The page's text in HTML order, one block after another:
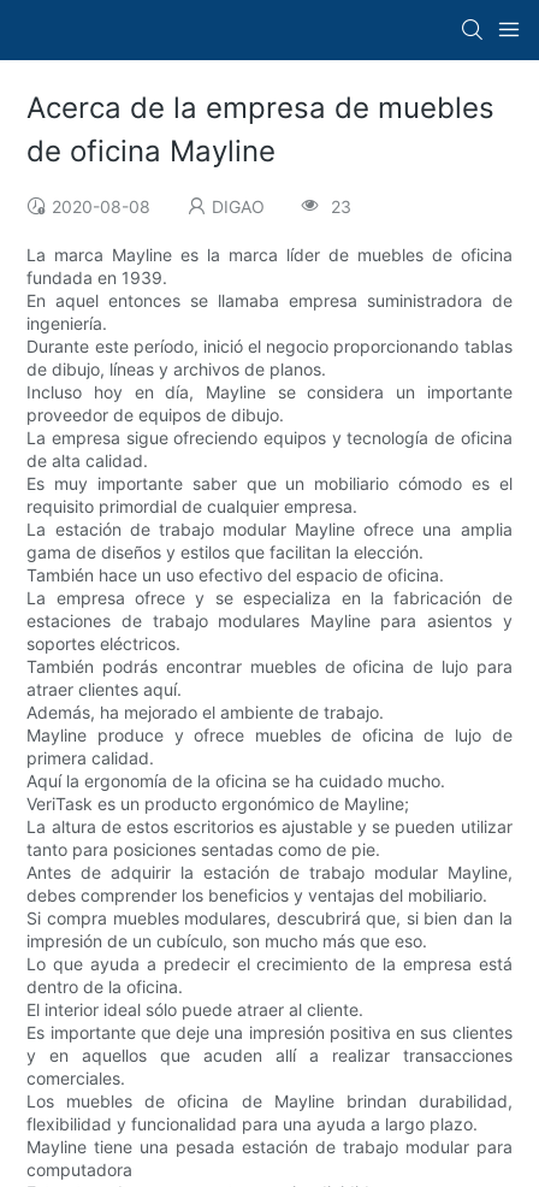
Acerca de la empresa de muebles
de oficina Mayline
2020-08-08 DIGAO 23
La marca Mayline es la marca líder de muebles de oficina
fundada en 1939.
En aquel entonces se llamaba empresa suministradora de
ingeniería.
Durante este período, inició el negocio proporcionando tablas
de dibujo, líneas y archivos de planos.
Incluso hoy en día, Mayline se considera un importante
proveedor de equipos de dibujo.
La empresa sigue ofreciendo equipos y tecnología de oficina
de alta calidad.
Es muy importante saber que un mobiliario cómodo es el
requisito primordial de cualquier empresa.
La estación de trabajo modular Mayline ofrece una amplia
gama de diseños y estilos que facilitan la elección.
También hace un uso efectivo del espacio de oficina.
La empresa ofrece y se especializa en la fabricación de
estaciones de trabajo modulares Mayline para asientos y
soportes eléctricos.
También podrás encontrar muebles de oficina de lujo para
atraer clientes aquí.
Además, ha mejorado el ambiente de trabajo.
Mayline produce y ofrece muebles de oficina de lujo de
primera calidad.
Aquí la ergonomía de la oficina se ha cuidado mucho.
VeriTask es un producto ergonómico de Mayline;
La altura de estos escritorios es ajustable y se pueden utilizar
tanto para posiciones sentadas como de pie.
Antes de adquirir la estación de trabajo modular Mayline,
debes comprender los beneficios y ventajas del mobiliario.
Si compra muebles modulares, descubrirá que, si bien dan la
impresión de un cubículo, son mucho más que eso.
Lo que ayuda a predecir el crecimiento de la empresa está
dentro de la oficina.
El interior ideal sólo puede atraer al cliente.
Es importante que deje una impresión positiva en sus clientes
y en aquellos que acuden allí a realizar transacciones
comerciales.
Los muebles de oficina de Mayline brindan durabilidad,
flexibilidad y funcionalidad para una ayuda a largo plazo.
Mayline tiene una pesada estación de trabajo modular para
computadora